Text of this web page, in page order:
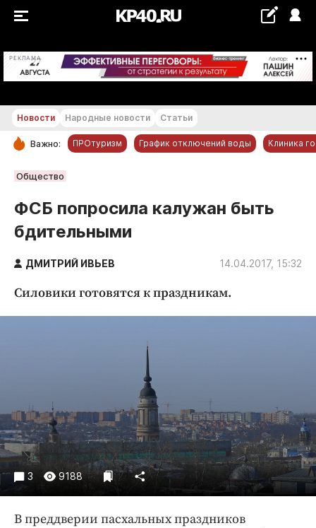
РЕКЛАМА +17...+18 °С
РУБРИКИ
Обнинск
Новости компаний
Статьи
Народные новости
Недвижимость и ЖКХ
Общество
Погода
Праздники
Происшествия
Спорт
Экономика и бизнес
Новости Народные новости Статьи
Важно: ПРОтуризм График отключений воды Клиника
Общество
ФСБ попросила калужан быть
бдительными
ДМИТРИЙ ИВЬЕВ 14.04.2017, 15:32
Силовики готовятся к праздникам.
3 9188
В преддверии пасхальных праздников